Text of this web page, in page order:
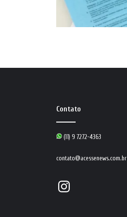
Contato
(11) 9 7272-4363
contato@acessenews.com.br
Instagram